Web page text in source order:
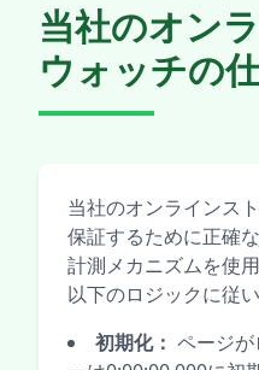
当社のオン
ウォッチの
当社のオンラインス
保証するために正確
計測メカニズムを使
以下のロジックに従い
初期化： ページ